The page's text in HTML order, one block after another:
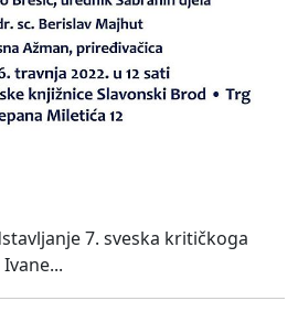
7. sveska kritičkoga